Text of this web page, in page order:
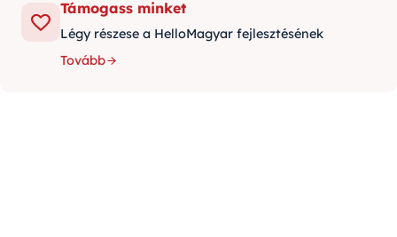
Támogass minket
Légy részese a HelloMagyar fejlesztésének
Tovább